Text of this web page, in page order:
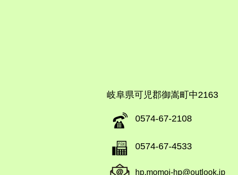
​岐阜県可児郡御嵩町中2163
​0574-67-2108
​0574-67-4533
hp.momoi-hp@outlook.jp